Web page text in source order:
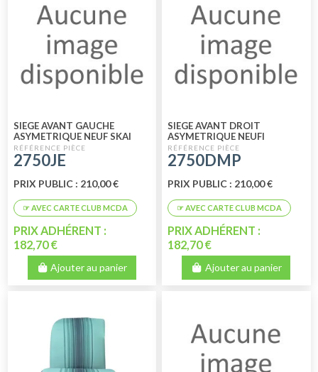
SIEGE AVANT GAUCHE
ASYMETRIQUE NEUF SKAI
JEAN'S
2750JE
PRIX PUBLIC : 210,00 €
PRIX ADHÉRENT :
182,70 €
Ajouter au panier
SIEGE AVANT DROIT
ASYMETRIQUE NEUFI
MARRON PERFORE
2750DMP
PRIX PUBLIC : 210,00 €
PRIX ADHÉRENT :
182,70 €
Ajouter au panier